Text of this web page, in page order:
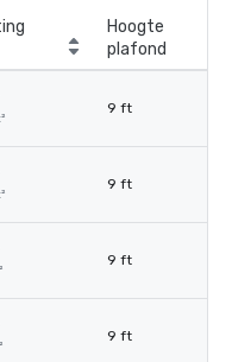
Hoogte
plafond
9 ft
9 ft
9 ft
9 ft